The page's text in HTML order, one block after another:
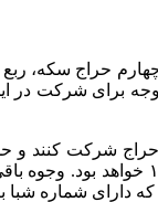
۱۸ سال تمام شمسی
دارای شماره شبا